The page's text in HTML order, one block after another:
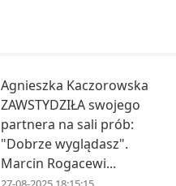
Agnieszka Kaczorowska
ZAWSTYDZIŁA swojego
partnera na sali prób:
"Dobrze wyglądasz".
Marcin Rogacewi...